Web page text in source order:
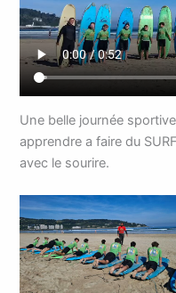
Une belle journée
apprendre a faire du
avec le sourire.